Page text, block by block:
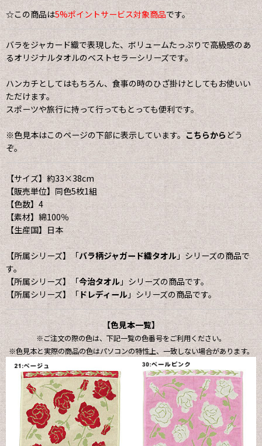
☆この商品は5%ポイントサービス対象商品です。
バラをジャカード織で表現した、ボリュームたっぷりで高級感のあ
るオリジナルタオルのベストセラーシリーズです。
ハンカチとしてはもちろん、食事の時のひざ掛けとしてもお使いい
ただけます。
スポーツや旅行に持って行ってもとっても便利です。
※色見本はこのページの下部に表示しています。こちらから どう
ぞ。
【サイズ】約33×38cm
【販売単位】同色5枚1組
【色数】4
【素材】綿100％
【生産国】日本
【所属シリーズ】「バラ柄ジャガード織タオル」シリーズの商品で
す。
【所属シリーズ】「今治タオル」シリーズの商品です。
【所属シリーズ】「ドレディール」シリーズの商品です。
【色見本一覧】
※ご注文の際の色は、下記一覧の色番号をご利用ください。
※色見本と実際の商品の色はパソコンの特性上、一致しない場合があります。